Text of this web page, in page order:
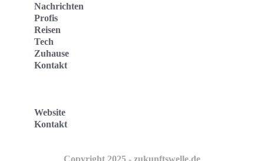
Nachrichten
Profis
Reisen
Tech
Zuhause
Kontakt
Website
Kontakt
Copyright 2025 - zukunftswelle.de